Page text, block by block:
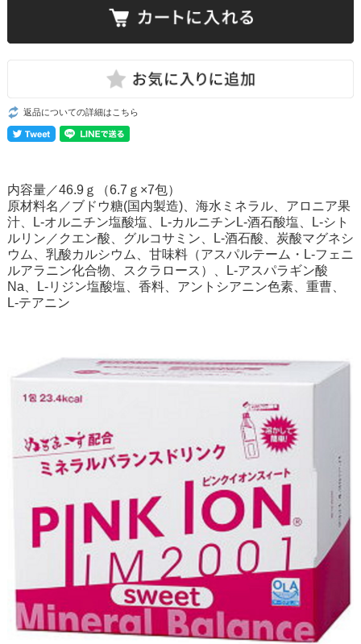
返品についての詳細はこちら
内容量／46.9ｇ（6.7ｇ×7包）
原材料名／ブドウ糖(国内製造)、海水ミネラル、アロニア果
汁、L-オルニチン塩酸塩、L-カルニチンL-酒石酸塩、L-シト
ルリン／クエン酸、グルコサミン、L-酒石酸、炭酸マグネシ
ウム、乳酸カルシウム、甘味料（アスパルテーム・L-フェニ
ルアラニン化合物、スクラロース）、L-アスパラギン酸
Na、L-リジン塩酸塩、香料、アントシアニン色素、重曹、
L-テアニン